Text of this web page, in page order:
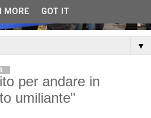
▼
per andare in
umiliante"
MORE GOT IT